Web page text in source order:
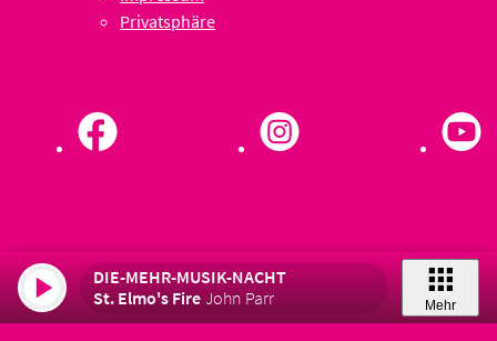
Privatsphäre
DIE-MEHR-MUSIK-NACHT
St. Elmo's Fire John Parr Mehr